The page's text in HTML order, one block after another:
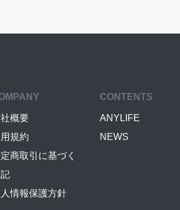
概要
規約
商取引に基づく
情報保護方針
CONTENTS
ANYLIFE
NEWS